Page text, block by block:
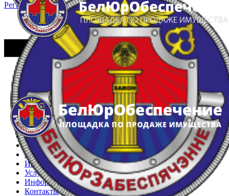
Регистрация Вход
Главная
Арестованное имущество
Реестр несостоявшихся торгов
Реестр переоценок
Частное имущество
Государственное имущество
Интернет-магазин
Интернет-витрина
Услуги
Информация
Контакты